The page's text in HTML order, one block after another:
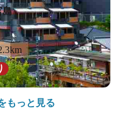
島
もっと見る